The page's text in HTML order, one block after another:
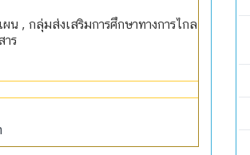
, กลุ่มส่งเสริมการศึกษาทางการไกล
าร